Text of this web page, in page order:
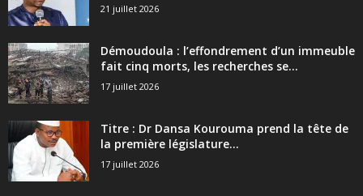
21 juillet 2026
Démoudoula : l’effondrement d’un immeuble
fait cinq morts, les recherches se...
17 juillet 2026
Titre : Dr Dansa Kourouma prend la tête de
la première législature...
17 juillet 2026